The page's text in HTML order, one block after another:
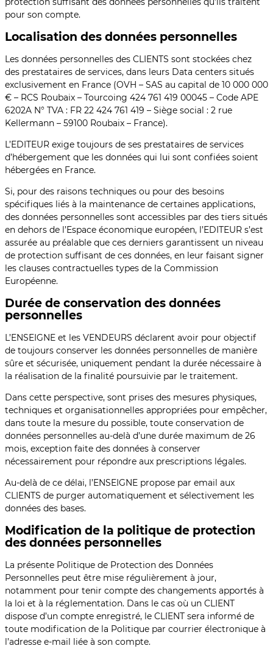
pour son compte.
Localisation des données personnelles
Les données personnelles des CLIENTS sont stockées chez
des prestataires de services, dans leurs Data centers situés
exclusivement en France (OVH – SAS au capital de 10 000 000
€ – RCS Roubaix – Tourcoing 424 761 419 00045 – Code APE
6202A N° TVA : FR 22 424 761 419 – Siège social : 2 rue
Kellermann – 59100 Roubaix – France).
L’EDITEUR exige toujours de ses prestataires de services
d’hébergement que les données qui lui sont confiées soient
hébergées en France.
Si, pour des raisons techniques ou pour des besoins
spécifiques liés à la maintenance de certaines applications,
des données personnelles sont accessibles par des tiers situés
en dehors de l’Espace économique européen, l’EDITEUR s’est
assurée au préalable que ces derniers garantissent un niveau
de protection suffisant de ces données, en leur faisant signer
les clauses contractuelles types de la Commission
Européenne.
Durée de conservation des données
personnelles
L’ENSEIGNE et les VENDEURS déclarent avoir pour objectif
de toujours conserver les données personnelles de manière
sûre et sécurisée, uniquement pendant la durée nécessaire à
la réalisation de la finalité poursuivie par le traitement.
Dans cette perspective, sont prises des mesures physiques,
techniques et organisationnelles appropriées pour empêcher,
dans toute la mesure du possible, toute conservation de
données personnelles au-delà d’une durée maximum de 26
mois, exception faite des données à conserver
nécessairement pour répondre aux prescriptions légales.
Au-delà de ce délai, l’ENSEIGNE propose par email aux
CLIENTS de purger automatiquement et sélectivement les
données des bases.
Modification de la politique de protection
des données personnelles
La présente Politique de Protection des Données
Personnelles peut être mise régulièrement à jour,
notamment pour tenir compte des changements apportés à
la loi et à la réglementation. Dans le cas où un CLIENT
dispose d’un compte enregistré, le CLIENT sera informé de
toute modification de la Politique par courrier électronique à
l’adresse e-mail liée à son compte.